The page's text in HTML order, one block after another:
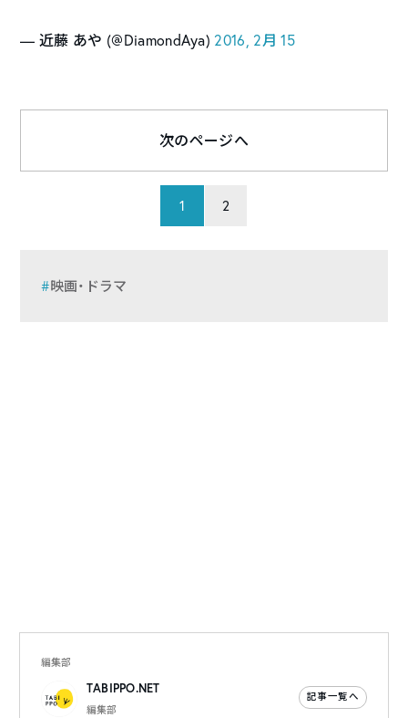
— 近藤 あや (@DiamondAya) 2016, 2月 15
1 2
次のページへ
映画・ドラマ
編集部
TABIPPO.NET
編集部
記事一覧へ